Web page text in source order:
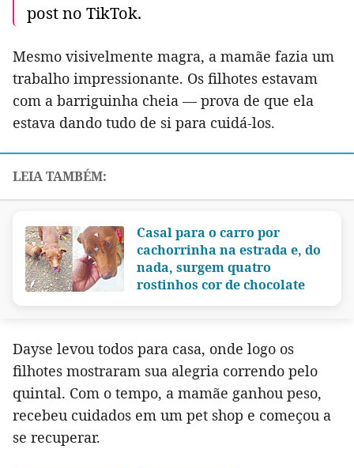
post no TikTok.
Mesmo visivelmente magra, a mamãe fazia um
trabalho impressionante. Os filhotes estavam
com a barriguinha cheia — prova de que ela
estava dando tudo de si para cuidá-los.
Casal para o carro por
cachorrinha na estrada e, do
nada, surgem quatro
rostinhos cor de chocolate
Dayse levou todos para casa, onde logo os
filhotes mostraram sua alegria correndo pelo
quintal. Com o tempo, a mamãe ganhou peso,
recebeu cuidados em um pet shop e começou a
se recuperar.